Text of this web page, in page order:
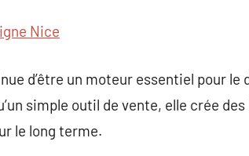
Nice
d’être un moteur essentiel pour
simple outil de vente, elle crée
le long terme.